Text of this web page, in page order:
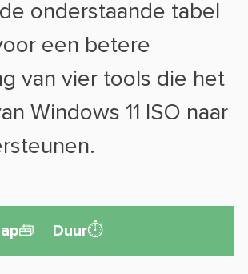
onderstaande tabel
een betere
van vier tools die het
Windows 11 ISO naar
Duur⏱️